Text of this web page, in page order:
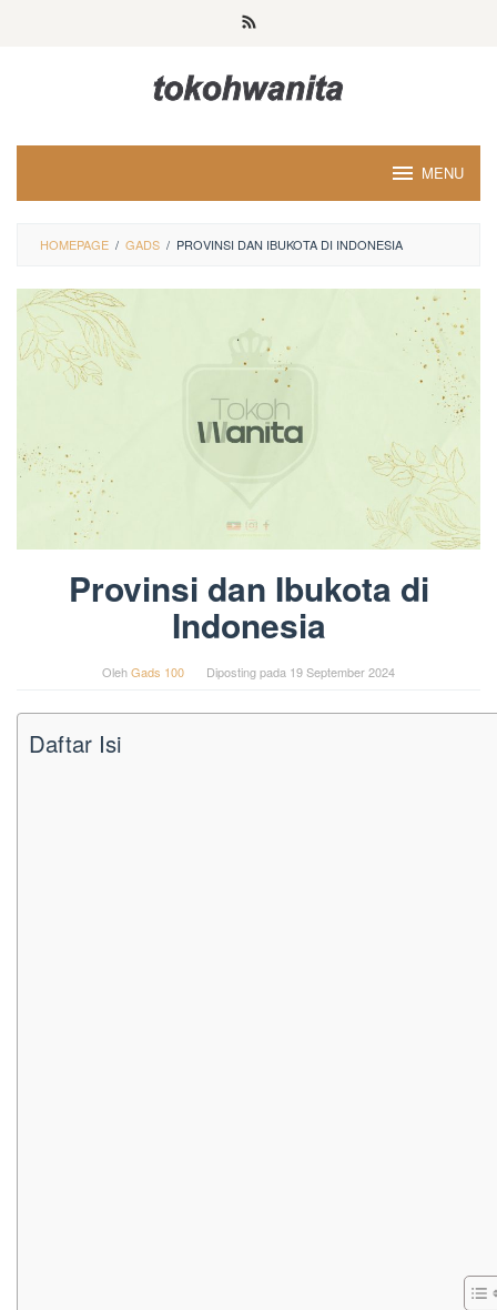
MENU
HOMEPAGE / GADS / PROVINSI DAN IBUKOTA DI INDONESIA
Provinsi dan Ibukota di
Indonesia
OlehGads 100 Diposting pada 19 September 2024
Daftar Isi